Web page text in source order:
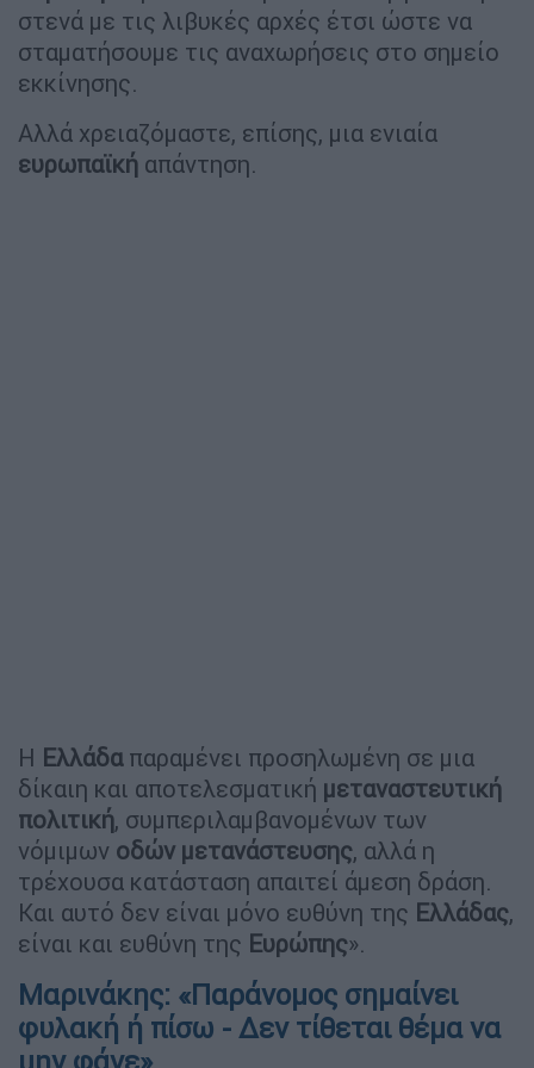
στενά με τις λιβυκές αρχές έτσι ώστε να
σταματήσουμε τις αναχωρήσεις στο σημείο
εκκίνησης.
Αλλά χρειαζόμαστε, επίσης, μια ενιαία
ευρωπαϊκή απάντηση.
Η Ελλάδαπαραμένει προσηλωμένη σε μια
δίκαιη και αποτελεσματική μεταναστευτική
πολιτική, συμπεριλαμβανομένων των
νόμιμων οδών μετανάστευσης, αλλά η
τρέχουσα κατάσταση απαιτεί άμεση δράση.
Και αυτό δεν είναι μόνο ευθύνη της Ελλάδας,
είναι και ευθύνη της Ευρώπης».
Μαρινάκης: «Παράνομος σημαίνει
φυλακή ή πίσω - Δεν τίθεται θέμα να